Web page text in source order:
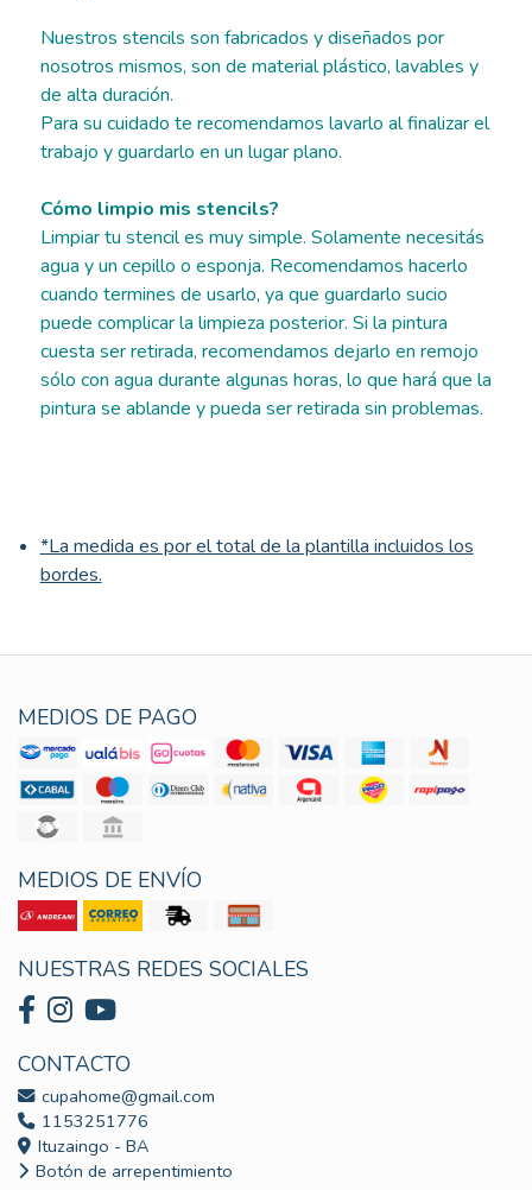
Nuestros stencils son fabricados y diseñados por
nosotros mismos, son de material plástico, lavables y
de alta duración.
Para su cuidado te recomendamos lavarlo al finalizar el
trabajo y guardarlo en un lugar plano.
Cómo limpio mis stencils?
Limpiar tu stencil es muy simple. Solamente necesitás
agua y un cepillo o esponja. Recomendamos hacerlo
cuando termines de usarlo, ya que guardarlo sucio
puede complicar la limpieza posterior. Si la pintura
cuesta ser retirada, recomendamos dejarlo en remojo
sólo con agua durante algunas horas, lo que hará que la
pintura se ablande y pueda ser retirada sin problemas.
*La medida es por el total de la plantilla incluidos los
bordes.
MEDIOS DE PAGO
MEDIOS DE ENVÍO
NUESTRAS REDES SOCIALES
CONTACTO
cupahome@gmail.com
1153251776
Ituzaingo - BA
Botón de arrepentimiento